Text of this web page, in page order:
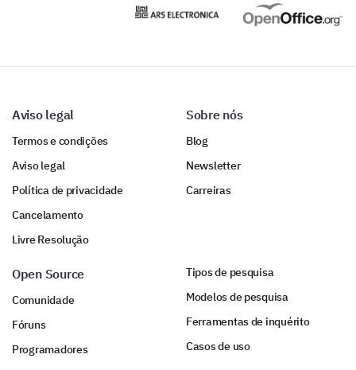
Aviso legal
Termos e condições
Aviso legal
Política de privacidade
Cancelamento
Livre Resolução
Sobre nós
Blog
Newsletter
Carreiras
Open Source
Comunidade
Fóruns
Programadores
Tipos de pesquisa
Modelos de pesquisa
Ferramentas de inquérito
Casos de uso